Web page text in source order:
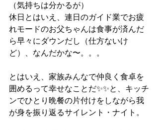
（気持ちは分かるが）
休日とはいえ、連日のガイド業でお疲
れモードのお父ちゃんは食事が済んだ
ら早々にダウンだし（仕方ないけ
ど）、なんだかな〜。。。
とはいえ、家族みんなで仲良く食卓を
囲めるって幸せなことだ✨✨と、キッチ
ンでひとり晩餐の片付けをしながら我
が身を振り返るサイレント・ナイト。